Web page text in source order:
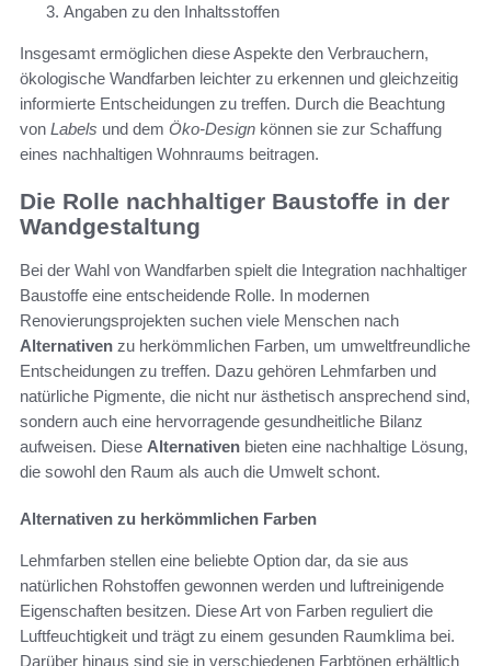
Angaben zu den Inhaltsstoffen
Insgesamt ermöglichen diese Aspekte den Verbrauchern,
ökologische Wandfarben leichter zu erkennen und gleichzeitig
informierte Entscheidungen zu treffen. Durch die Beachtung
von Labels und dem Öko-Design können sie zur Schaffung
eines nachhaltigen Wohnraums beitragen.
Die Rolle nachhaltiger Baustoffe in der
Wandgestaltung
Bei der Wahl von Wandfarben spielt die Integration nachhaltiger
Baustoffe eine entscheidende Rolle. In modernen
Renovierungsprojekten suchen viele Menschen nach
Alternativen zu herkömmlichen Farben, um umweltfreundliche
Entscheidungen zu treffen. Dazu gehören Lehmfarben und
natürliche Pigmente, die nicht nur ästhetisch ansprechend sind,
sondern auch eine hervorragende gesundheitliche Bilanz
aufweisen. Diese Alternativen bieten eine nachhaltige Lösung,
die sowohl den Raum als auch die Umwelt schont.
Alternativen zu herkömmlichen Farben
Lehmfarben stellen eine beliebte Option dar, da sie aus
natürlichen Rohstoffen gewonnen werden und luftreinigende
Eigenschaften besitzen. Diese Art von Farben reguliert die
Luftfeuchtigkeit und trägt zu einem gesunden Raumklima bei.
Darüber hinaus sind sie in verschiedenen Farbtönen erhältlich